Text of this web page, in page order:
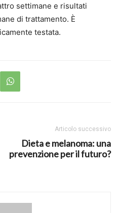
settimane e risultati
di trattamento. È
testata.
Articolo successivo
Dieta e melanoma: una
prevenzione per il futuro?